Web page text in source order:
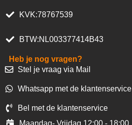
KVK:78767539
BTW:NL003377414B43
Heb je nog vragen?
Stel je vraag via Mail
Whatsapp met de klantenservice
Bel met de klantenservice